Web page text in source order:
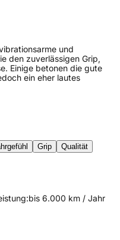
und
den zuverlässigen Grip,
Einige betonen die gute
ein eher lautes
Grip
Qualität
bis 6.000 km / Jahr